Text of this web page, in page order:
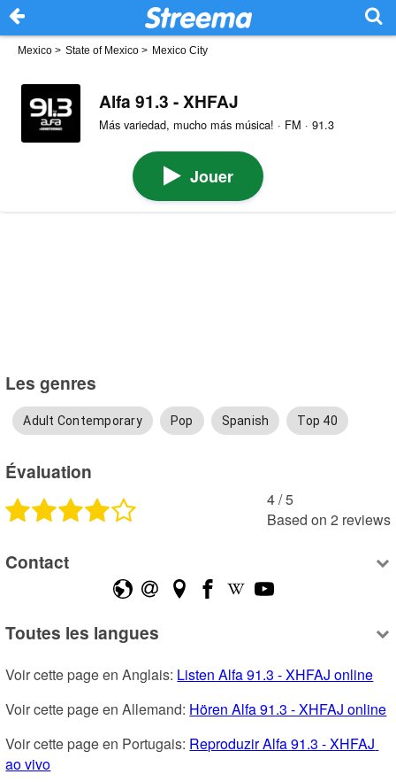
Mexico > State of Mexico > Mexico City
Alfa 91.3 - XHFAJ
Más variedad, mucho más música! · FM · 91.3
Jouer
Les genres
Adult Contemporary Pop Spanish Top 40
Évaluation
4 /5
Based on 2 reviews
Contact
Toutes les langues
Voir cette page en Anglais: Listen Alfa 91.3 - XHFAJ online
Voir cette page en Allemand: Hören Alfa 91.3 - XHFAJ online
Voir cette page en Portugais: Reproduzir Alfa 91.3 - XHFAJ
ao vivo